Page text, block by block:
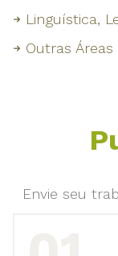
Linguística,
Outras Áreas
Envie seu